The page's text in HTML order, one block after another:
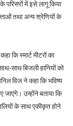
परिसरों में इसे लागू किया
तथा अन्य श्रेणियों के
कि स्मार्ट मीटरों का
साथ बिजली हानियों को
विज ने कहा कि भविष्य
जाएंगे। उन्होंने बताया कि
के साथ एकीकृत होने